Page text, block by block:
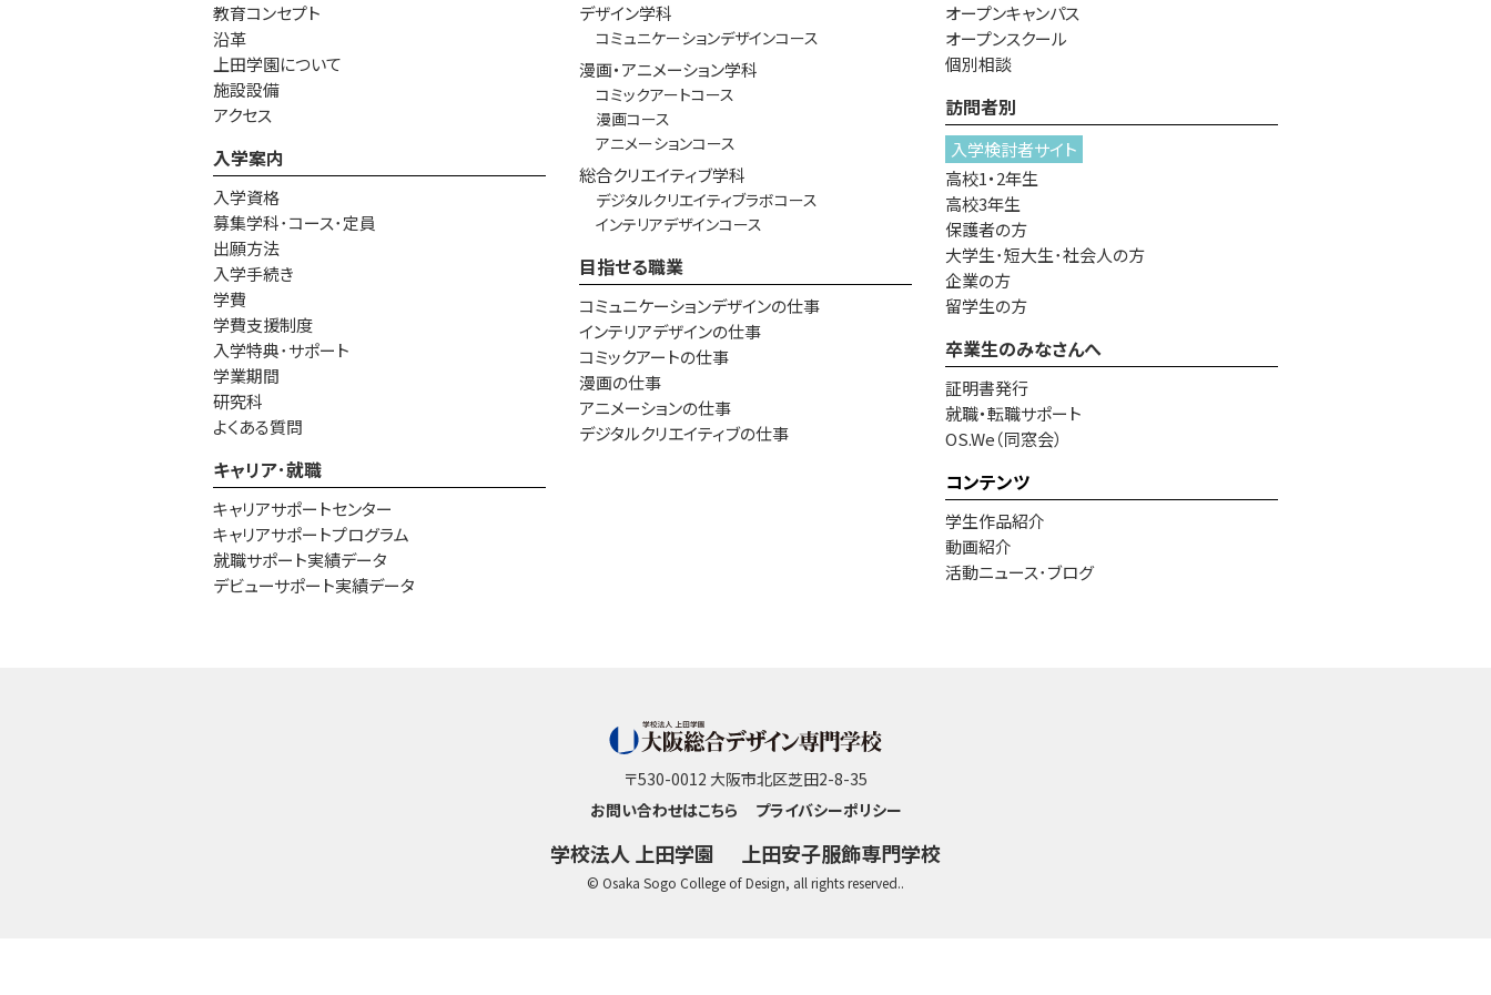
教育コンセプト
沿革
上田学園について
施設設備
アクセス
入学案内
入学資格
募集学科･コース･定員
出願方法
入学手続き
学費
学費支援制度
入学特典･サポート
学業期間
研究科
よくある質問
キャリア･就職
キャリアサポートセンター
キャリアサポートプログラム
就職サポート実績データ
デビューサポート実績データ
デザイン学科
コミュニケーションデザインコース
漫画・アニメーション学科
コミックアートコース
漫画コース
アニメーションコース
総合クリエイティブ学科
デジタルクリエイティブラボコース
インテリアデザインコース
目指せる職業
コミュニケーションデザインの仕事
インテリアデザインの仕事
コミックアートの仕事
漫画の仕事
アニメーションの仕事
デジタルクリエイティブの仕事
オープンキャンパス
オープンスクール
個別相談
訪問者別
入学検討者サイト
高校1・2年生
高校3年生
保護者の方
大学生･短大生･社会人の方
企業の方
留学生の方
卒業生のみなさんへ
証明書発行
就職・転職サポート
OS.We（同窓会）
コンテンツ
学生作品紹介
動画紹介
活動ニュース･ブログ
〒530-0012 大阪市北区芝田2-8-35
お問い合わせはこちら
プライバシーポリシー
学校法人 上田学園 上田安子服飾専門学校
© Osaka Sogo College of Design, all rights reserved..